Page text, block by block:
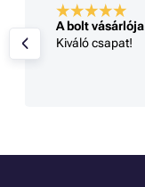
A bolt vásárlója
Kiváló csapat!